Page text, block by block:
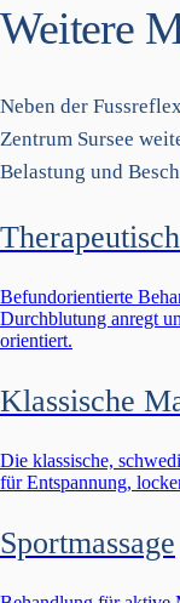
Weitere
Neben der
Zentrum Sursee
Belastung und
Befundorientierte
Durchblutung anregt
orientiert.
Klassische
Die klassische,
für Entspannung,
Sportmassage